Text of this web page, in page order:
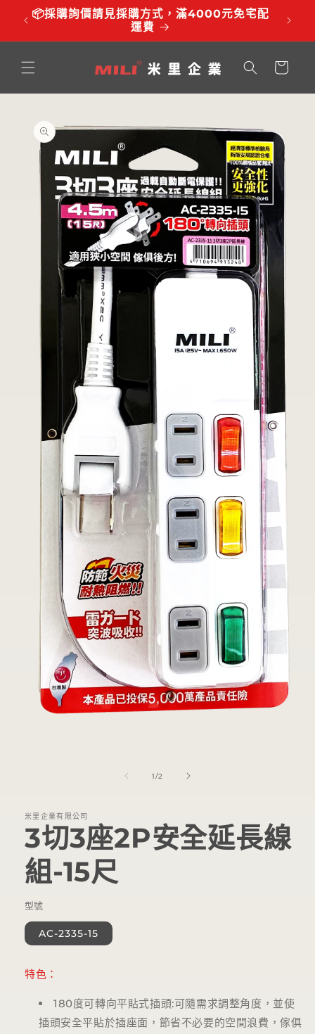
跳至內
容
📦採購詢價請見採購方式，滿4000元免宅配
運費
⏰服
物
品資訊
開
啟
多
媒
體
檔
1
1//2
米里企業有限公司
3切3座2P安全延長線
組-15尺
型號
AC-2335-15
特色：
180度可轉向平貼式插頭:可隨需求調整角度，並使
插頭安全平貼於插座面，節省不必要的空間浪費，傢俱